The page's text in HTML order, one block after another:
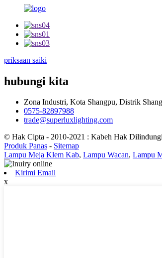
priksaan saiki
hubungi kita
Zona Industri, Kota Shangpu, Distrik
0575-82897988
trade@superluxlighting.com
© Hak Cipta - 2010-2021 : Kabeh Hak
Produk Panas - Sitemap
Lampu Meja Klem Kab, Lampu Wacan, Lampu
Kirimi Email
x